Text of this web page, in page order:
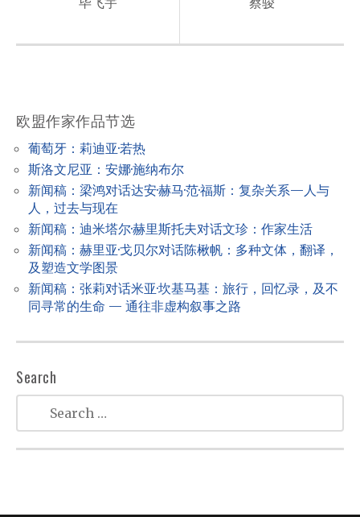
v
i
g
a
i
n
欧盟作家作品节选
葡萄牙：莉迪亚·若热
斯洛文尼亚：安娜·施纳布尔
新闻稿：梁鸿对话达安·赫马·范·福斯：复杂关系—人与
人，过去与现在
新闻稿：迪米塔尔·赫里斯托夫对话文珍：作家生活
新闻稿：赫里亚·戈贝尔对话陈楸帆：多种文体，翻译，
及塑造文学图景
新闻稿：张莉对话米亚·坎基马基：旅行，回忆录，及不
同寻常的生命 — 通往非虚构叙事之路
Search